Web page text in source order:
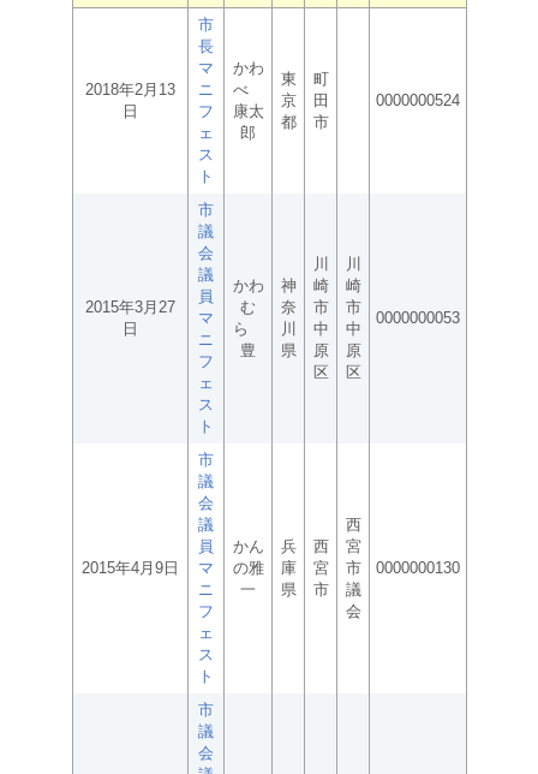
2018年2月13
日
市
長
マ
ニ
フ
ェ
ス
ト
かわ
べ
康太
郎
東
京
都
町
田
市
0000000524
2015年3月27
日
市
議
会
議
員
マ
ニ
フ
ェ
ス
ト
かわ
む
ら
豊
神
奈
川
県
川
崎
市
中
原
区
川
崎
市
中
原
区
0000000053
2015年4月9日
市
議
会
議
員
マ
ニ
フ
ェ
ス
ト
かん
の雅
一
兵
庫
県
西
宮
市
西
宮
市
議
会
0000000130
市
議
会